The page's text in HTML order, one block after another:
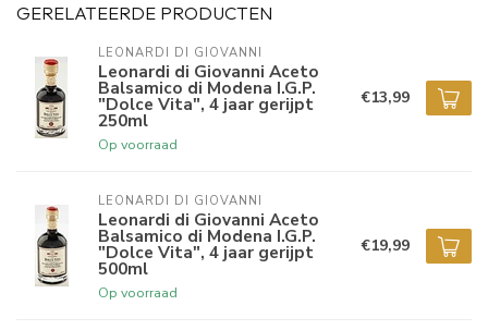
GERELATEERDE PRODUCTEN
LEONARDI DI GIOVANNI
Leonardi di Giovanni Aceto
Balsamico di Modena I.G.P.
"Dolce Vita", 4 jaar gerijpt
250ml
Op voorraad
€13,99
LEONARDI DI GIOVANNI
Leonardi di Giovanni Aceto
Balsamico di Modena I.G.P.
"Dolce Vita", 4 jaar gerijpt
500ml
Op voorraad
€19,99